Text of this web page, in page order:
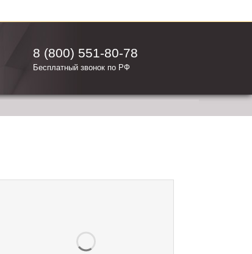
8 (800) 551-80-78
Бесплатный звонок по РФ